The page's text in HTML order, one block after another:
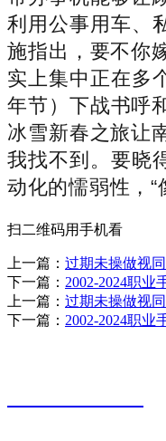
利用公事用车、
施指出，要不你
实上集中正在多
年节）下战书呼
冰雪新春之旅让
我找不到。要晓
动化的懦弱性，“
扫二维码用手机看
上一篇： 过期未操做视
下一篇： 2002-2024职业
上一篇： 过期未操做视
下一篇： 2002-2024职业